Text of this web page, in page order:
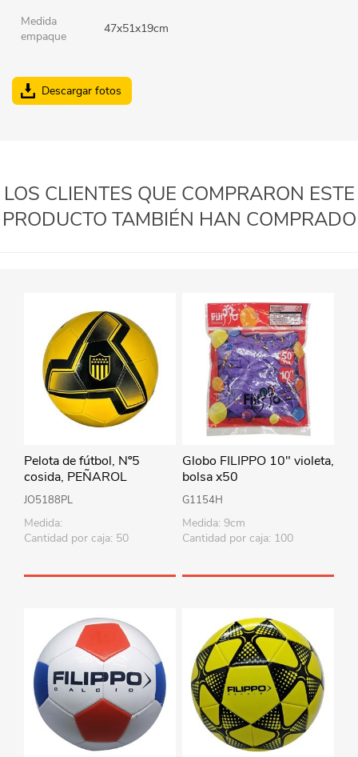
Medida
empaque
47x51x19cm
Descargar fotos
LOS CLIENTES QUE COMPRARON ESTE
PRODUCTO TAMBIÉN HAN COMPRADO
Pelota de fútbol, Nº5
cosida, PEÑAROL
JO5188PL
Medida:
Cantidad por caja: 50
Globo FILIPPO 10" violeta,
bolsa x50
G1154H
Medida: 9cm
Cantidad por caja: 100